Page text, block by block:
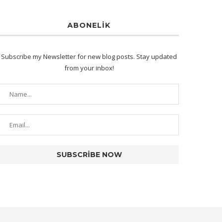
ABONELIK
Subscribe my Newsletter for new blog posts. Stay updated
from your inbox!